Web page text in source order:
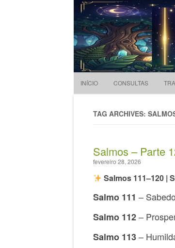
Evandro Legramonte
INÍCIO CONSULTAS
TAG ARCHIVES:
Salmos – Parte
fevereiro 28, 2026
Salmos 111–120 |
Salmo 111 –
Salmo 112–
Salmo 113–